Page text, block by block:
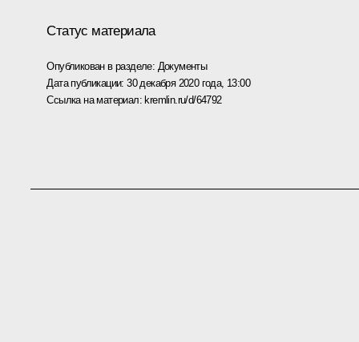
Статус материала
Опубликован в разделе: Документы
Дата публикации:30 декабря 2020 года, 13:00
Ссылка на материал: kremlin.ru/d/64792